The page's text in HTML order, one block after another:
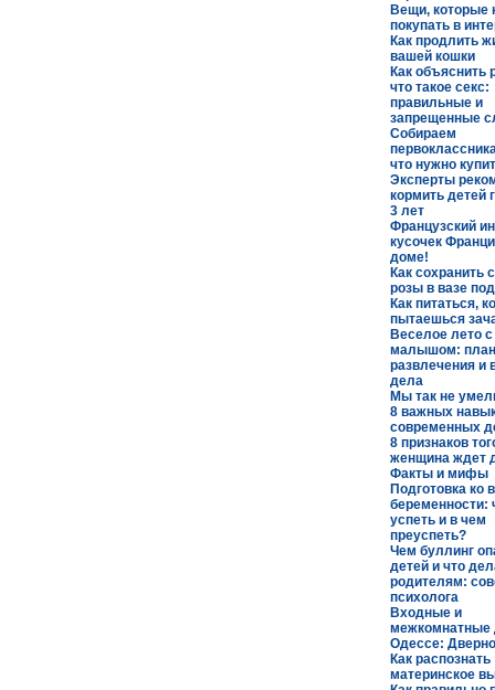
Вещи, которые
покупать в
Как продлить
вашей кошки
Как объяснить
что такое секс:
правильные и
запрещенные
Собираем
что нужно
Эксперты
кормить детей
3 лет
Французский
кусочек
доме!
Как сохранить
розы в вазе
Как питаться,
пытаешься
Веселое лето с
малышом:
развлечения и
дела
Мы так не
8 важных
современных
8 признаков
женщина ждет
Факты и мифы
Подготовка ко
беременности:
успеть и в чем
преуспеть?
Чем буллинг
детей и что
родителям:
психолога
Входные и
межкомнатные
Одессе:
Как распознать
материнское